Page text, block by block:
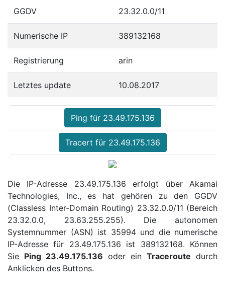
GGDV 23.32.0.0/11
Numerische IP 389132168
Registrierung arin
Letztes update 10.08.2017
Ping für 23.49.175.136
Tracert für 23.49.175.136
Die IP-Adresse 23.49.175.136 erfolgt über Akamai
Technologies, Inc., es hat gehören zu den GGDV
(Classless Inter-Domain Routing) 23.32.0.0/11 (Bereich
23.32.0.0, 23.63.255.255). Die autonomen
Systemnummer (ASN) ist 35994 und die numerische
IP-Adresse für 23.49.175.136 ist 389132168. Können
Sie Ping 23.49.175.136 oder ein Traceroute durch
Anklicken des Buttons.